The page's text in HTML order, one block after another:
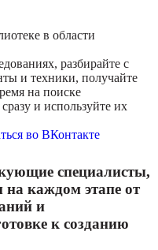
в области
разбирайте с
и техники, получайте
на поиске
и используйте их
во ВКонтакте
специалисты,
на каждом этапе от
и
к созданию